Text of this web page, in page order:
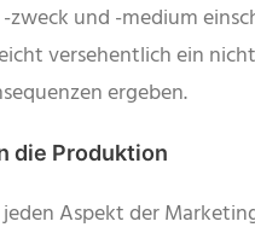
und -medium
versehentlich ein
ergeben.
die Produktion
Aspekt der